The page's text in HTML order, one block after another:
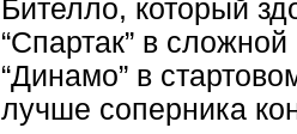
Бителло, который
“Спартак” в
“Динамо” в
лучше соперника